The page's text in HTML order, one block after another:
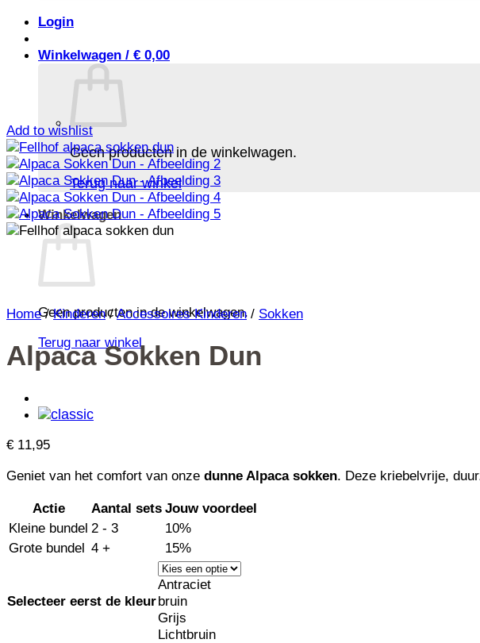
Login
Winkelwagen / € 0,00
Geen producten in de winkelwagen.
Terug naar winkel
Winkelwagen
Geen producten in de winkelwagen.
Terug naar winkel
Add to wishlist
Home / Kinderen / Accessoires Kinderen / Sokken
Alpaca Sokken Dun
€ 11,95
Geniet van het comfort van onze dunne Alpaca sokken. Deze kriebelvrije,
Actie Aantal sets Jouw voordeel
Kleine bundel 2 - 3
10%
Grote bundel 4 + 15%
Selecteer eerst de kleur
Antraciet
bruin
Grijs
Lichtbruin